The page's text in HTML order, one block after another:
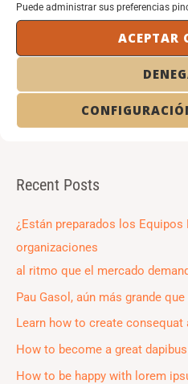
Puede administrar sus preferencias
ACEPTAR
1 2 …
S
r
:
Recent Posts
¿Están preparados los
organizaciones
al ritmo que el mercado
Pau Gasol, aún más grande
Learn how to create
How to become a great
How to be happy with lorem